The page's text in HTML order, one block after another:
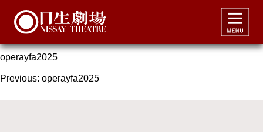
operayfa2025
operayfa2025
投
Previous: operayfa2025